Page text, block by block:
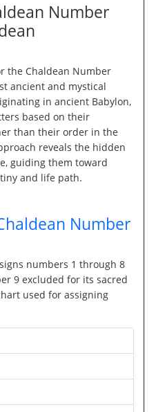
Number
the Chaldean Number
ancient and mystical
in ancient Babylon,
based on their
than their order in the
reveals the hidden
guiding them toward
and life path.
Number
numbers 1 through 8
9 excluded for its sacred
used for assigning